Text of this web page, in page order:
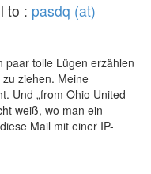
to : pasdq (at)
paar tolle Lügen erzählen
ziehen. Meine
Und „from Ohio United
weiß, wo man ein
Mail mit einer IP-